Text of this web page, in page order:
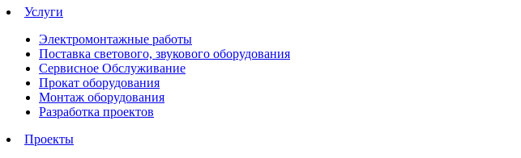
Услуги
Электромонтажные работы
Поставка светового, звукового оборудования
Сервисное Обслуживание
Прокат оборудования
Монтаж оборудования
Разработка проектов
Проекты